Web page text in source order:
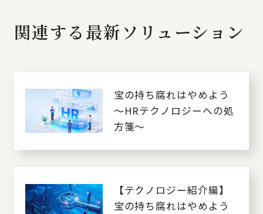
関連する最新ソリューション
宝の持ち腐れはやめよう
～HRテクノロジーへの処
方箋～
【テクノロジー紹介編】
宝の持ち腐れはやめよう